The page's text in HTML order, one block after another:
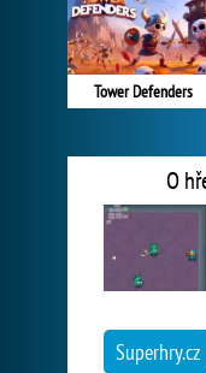
Tower Defenders
O
Superhry.cz